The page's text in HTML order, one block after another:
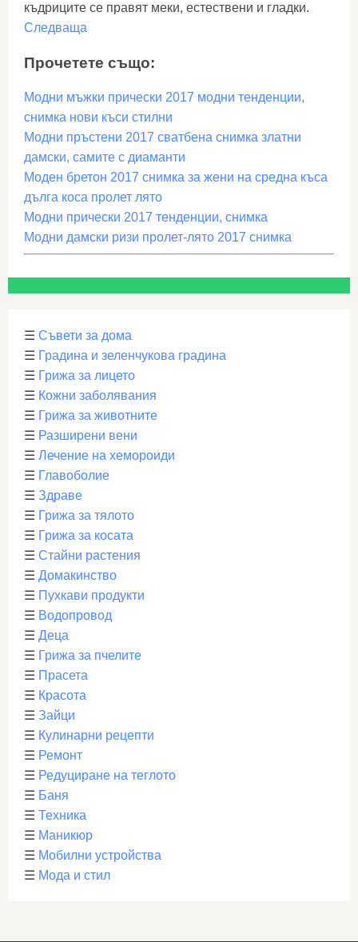
къдриците се правят меки, естествени и гладки.
Следваща
Прочетете също:
Модни мъжки прически 2017 модни тенденции,
снимка нови къси стилни
Модни пръстени 2017 сватбена снимка златни
дамски, самите с диаманти
Моден бретон 2017 снимка за жени на средна къса
дълга коса пролет лято
Модни прически 2017 тенденции, снимка
Модни дамски ризи пролет-лято 2017 снимка
☰ Съвети за дома
☰ Градина и зеленчукова градина
☰ Грижа за лицето
☰ Кожни заболявания
☰ Грижа за животните
☰ Разширени вени
☰ Лечение на хемороиди
☰ Главоболие
☰ Здраве
☰ Грижа за тялото
☰ Грижа за косата
☰ Стайни растения
☰ Домакинство
☰ Пухкави продукти
☰ Водопровод
☰ Деца
☰ Грижа за пчелите
☰ Прасета
☰ Красота
☰ Зайци
☰ Кулинарни рецепти
☰ Ремонт
☰ Редуциране на теглото
☰ Баня
☰ Техника
☰ Маникюр
☰ Мобилни устройства
☰ Мода и стил